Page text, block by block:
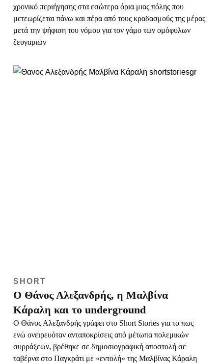
χρονικό περιήγησης στα εσώτερα όρια μιας πόλης που
μετεωρίζεται πάνω και πέρα από τους κραδασμούς της μέρας
μετά την ψήφιση του νόμου για τον γάμο των ομόφυλων
ζευγαριών
SHORT
Ο Θάνος Αλεξανδρής, η Μαλβίνα
Κάραλη και το underground
O Θάνος Αλεξανδρής γράφει στο Short Stories για το πως
ενώ ονειρευόταν ανταποκρίσεις από μέτωπα πολεμικών
συρράξεων, βρέθηκε σε δημοσιογραφική αποστολή σε
ταβέρνα στο Παγκράτι με «εντολή» της Μαλβίνας Κάραλη